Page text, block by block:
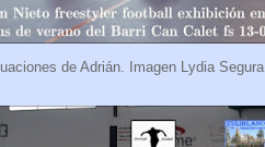
de Adrián. Imagen Lydia Segura